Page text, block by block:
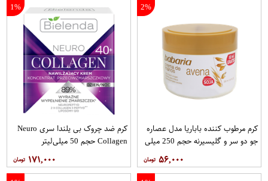
2%
کرم مرطوب کننده باباریا مدل عصاره
جو دو سر و گلیسیرنه حجم 250 میلی
۵۶,۰۰۰
1%
کرم ضد چروک بی یلندا سری Neuro
Collagen حجم 50 میلی‌لیتر
۱۷۱,۰۰۰